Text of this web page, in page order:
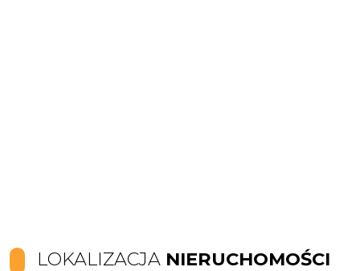
LOKALIZACJA NIERUCHOMOŚCI